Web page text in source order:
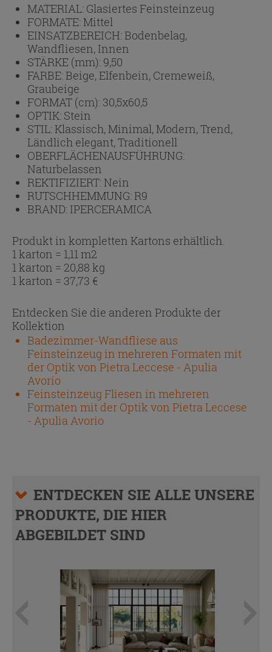
MATERIAL: Glasiertes Feinsteinzeug
FORMATE:Mittel
EINSATZBEREICH:Bodenbelag,
Wandfliesen, Innen
STÄRKE (mm): 9,50
FARBE:Beige, Elfenbein, Cremeweiß,
Graubeige
FORMAT (cm): 30,5x60,5
OPTIK: Stein
STIL:Klassisch, Minimal, Modern, Trend,
Ländlich elegant, Traditionell
OBERFLÄCHENAUSFÜHRUNG:
Naturbelassen
REKTIFIZIERT:Nein
RUTSCHHEMMUNG:R9
BRAND: IPERCERAMICA
Produkt in kompletten Kartons erhältlich.
1 karton = 1,11 m2
1 karton = 20,88 kg
1 karton = 37,73 €
Entdecken Sie die anderen Produkte der
Kollektion
Badezimmer-Wandfliese aus
Feinsteinzeug in mehreren Formaten mit
der Optik von Pietra Leccese - Apulia
Avorio
Feinsteinzeug Fliesen in mehreren
Formaten mit der Optik von Pietra Leccese
- Apulia Avorio
ENTDECKEN SIE ALLE UNSERE
PRODUKTE, DIE HIER
ABGEBILDET SIND